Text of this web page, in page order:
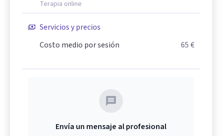
Terapia online
Servicios y precios
Costo medio por sesión
65 €
Envía un mensaje al profesional